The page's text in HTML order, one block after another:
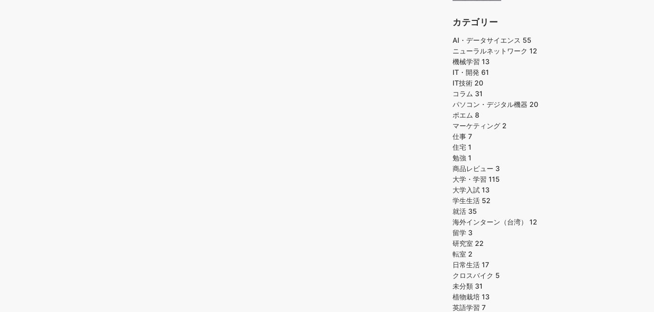
カテゴリー
AI・データサイエンス 55
ニューラルネットワーク 12
機械学習 13
IT・開発 61
IT技術 20
コラム 31
パソコン・デジタル機器 20
ポエム 8
マーケティング 2
仕事 7
住宅 1
勉強 1
商品レビュー 3
大学・学習 115
大学入試 13
学生生活 52
就活 35
海外インターン（台湾） 12
留学 3
研究室 22
転室 2
日常生活 17
クロスバイク 5
未分類 31
植物栽培 13
英語学習 7